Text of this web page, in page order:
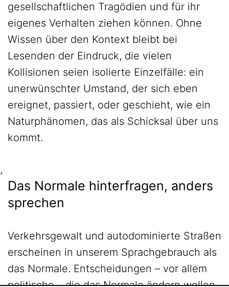
gesellschaftlichen Tragödien und für ihr
eigenes Verhalten ziehen können. Ohne
Wissen über den Kontext bleibt bei
Lesenden der Eindruck, die vielen
Kollisionen seien isolierte Einzelfälle: ein
unerwünschter Umstand, der sich eben
ereignet, passiert, oder geschieht, wie ein
Naturphänomen, das als Schicksal über uns
kommt.
,
Das Normale hinterfragen, anders
sprechen
Verkehrsgewalt und autodominierte Straßen
erscheinen in unserem Sprachgebrauch als
das Normale. Entscheidungen – vor allem